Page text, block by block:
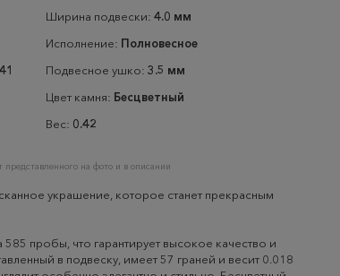
Ширина подвески: 4.0 мм
Исполнение: Полновесное
Подвесное ушко: 3.5 мм
Цвет камня: Бесцветный
Вес: 0.42
на фото и в описании
украшение, которое станет прекрасным
пробы, что гарантирует высокое качество и
в подвеску, имеет 57 граней и весит 0.018